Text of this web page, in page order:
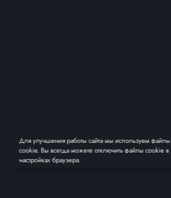
Для улучшения работы сайта мы используем файлы
cookie. Вы всегда можете отключить файлы cookie в
настройках браузера.